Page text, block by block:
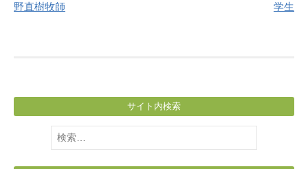
野直樹牧師
学生
サイト内検索
検
索: